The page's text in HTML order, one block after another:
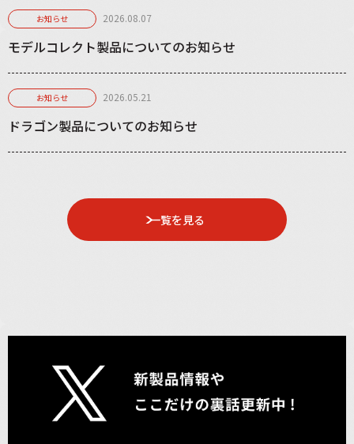
お知らせ 2026.08.07
モデルコレクト製品についてのお知らせ
お知らせ 2026.05.21
ドラゴン製品についてのお知らせ
一覧を見る